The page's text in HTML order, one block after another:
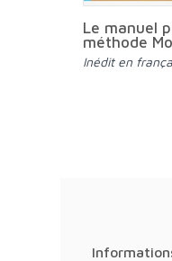
Le manuel
méthode
Inédit en